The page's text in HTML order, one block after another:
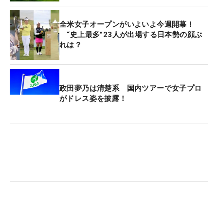
全米女子オープンがいよいよ今週開幕！
“史上最多”23人が出場する日本勢の顔ぶ
れは？
政田夢乃は清楚系 国内ツアーで女子プロ
がドレス姿を披露！